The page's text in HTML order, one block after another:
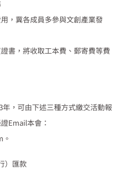
，冀各成員多參與文創產業發
書，將收取工本費、郵寄費等費
年，可由下述三種方式繳交活動報
Email本會：
）匯款